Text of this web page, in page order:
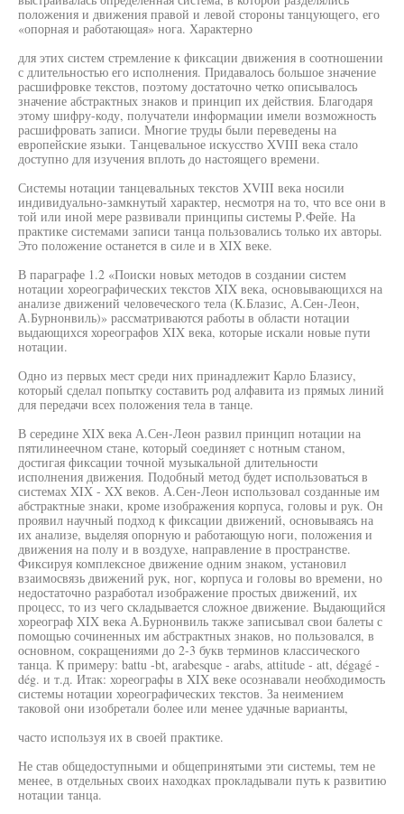
положения и движения правой и левой стороны танцующего, его
«опорная и работающая» нога. Характерно
для этих систем стремление к фиксации движения в соотношении
с длительностью его исполнения. Придавалось большое значение
расшифровке текстов, поэтому достаточно четко описывалось
значение абстрактных знаков и принцип их действия. Благодаря
этому шифру-коду, получатели информации имели возможность
расшифровать записи. Многие труды были переведены на
европейские языки. Танцевальное искусство XVIII века стало
доступно для изучения вплоть до настоящего времени.
Системы нотации танцевальных текстов XVIII века носили
индивидуально-замкнутый характер, несмотря на то, что все они в
той или иной мере развивали принципы системы Р.Фейе. На
практике системами записи танца пользовались только их авторы.
Это положение останется в силе и в XIX веке.
В параграфе 1.2 «Поиски новых методов в создании систем
нотации хореографических текстов XIX века, основывающихся на
анализе движений человеческого тела (К.Блазис, А.Сен-Леон,
А.Бурнонвиль)» рассматриваются работы в области нотации
выдающихся хореографов XIX века, которые искали новые пути
нотации.
Одно из первых мест среди них принадлежит Карло Блазису,
который сделал попытку составить род алфавита из прямых линий
для передачи всех положения тела в танце.
В середине XIX века А.Сен-Леон развил принцип нотации на
пятилинеечном стане, который соединяет с нотным станом,
достигая фиксации точной музыкальной длительности
исполнения движения. Подобный метод будет использоваться в
системах XIX - XX веков. А.Сен-Леон использовал созданные им
абстрактные знаки, кроме изображения корпуса, головы и рук. Он
проявил научный подход к фиксации движений, основываясь на
их анализе, выделяя опорную и работающую ноги, положения и
движения на полу и в воздухе, направление в пространстве.
Фиксируя комплексное движение одним знаком, установил
взаимосвязь движений рук, ног, корпуса и головы во времени, но
недостаточно разработал изображение простых движений, их
процесс, то из чего складывается сложное движение. Выдающийся
хореограф XIX века А.Бурнонвиль также записывал свои балеты с
помощью сочиненных им абстрактных знаков, но пользовался, в
основном, сокращениями до 2-3 букв терминов классического
танца. К примеру: battu -bt, arabesque - arabs, attitude - att, dégagé -
dég. и т.д. Итак: хореографы в XIX веке осознавали необходимость
системы нотации хореографических текстов. За неимением
таковой они изобретали более или менее удачные варианты,
часто используя их в своей практике.
Не став общедоступными и общепринятыми эти системы, тем не
менее, в отдельных своих находках прокладывали путь к развитию
нотации танца.